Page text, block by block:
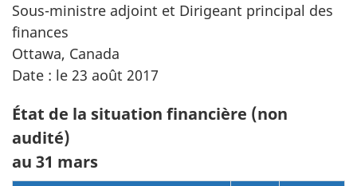
Sous-ministre adjoint et Dirigeant principal des
finances
Ottawa, Canada
Date : le 23 août 2017
État de la situation financière (non
audité)
au 31 mars